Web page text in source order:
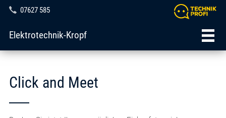
07627 585
Elektrotechnik-Kropf
Click and Meet